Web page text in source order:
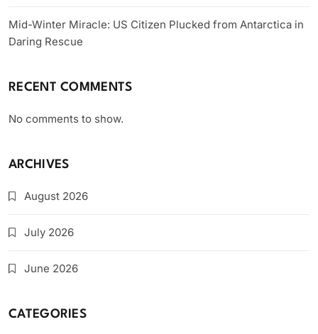
Mid-Winter Miracle: US Citizen Plucked from Antarctica in
Daring Rescue
RECENT COMMENTS
No comments to show.
ARCHIVES
August 2026
July 2026
June 2026
CATEGORIES